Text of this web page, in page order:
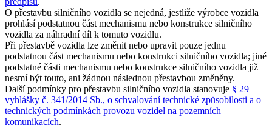
O přestavbu silničního vozidla se nejedná, jestliže výrobce vozidla
prohlásí podstatnou část mechanismu nebo konstrukce silničního
vozidla za náhradní díl k tomuto vozidlu.
Při přestavbě vozidla lze změnit nebo upravit pouze jednu
podstatnou část mechanismu nebo konstrukci silničního vozidla; jiné
podstatné části mechanismu nebo konstrukce silničního vozidla již
nesmí být touto, ani žádnou následnou přestavbou změněny.
Další podmínky pro přestavbu silničního vozidla stanovuje § 29
vyhlášky č. 341/2014 Sb., o schvalování technické způsobilosti a o
technických podmínkách provozu vozidel na pozemních
komunikacích.